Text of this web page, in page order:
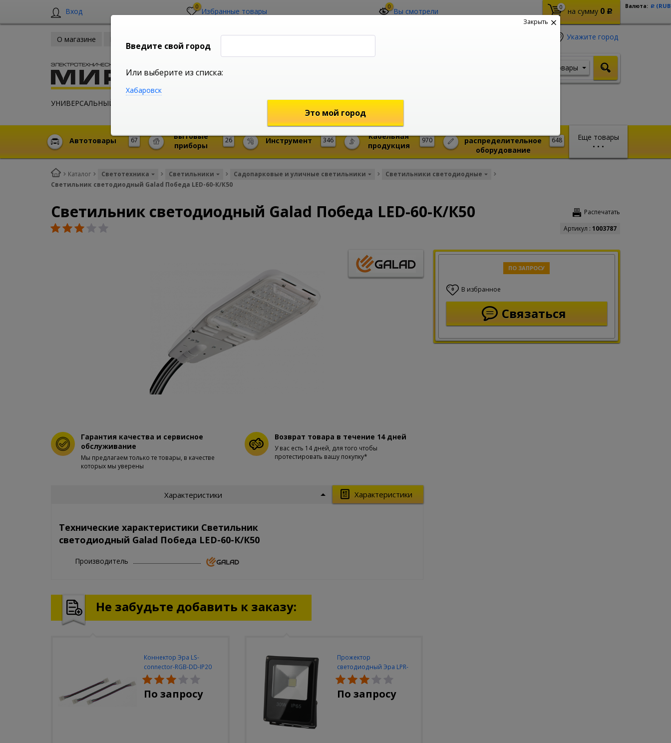
Вход 0 Избранные товары 0 Вы смотрели 0 на сумму 0 Р
Валюта: Р
О магазине
УНИВЕРСАЛЬНЫЙ ИНТЕРНЕТ МАГАЗИН
Укажите город
shop@mireks.ru
Товары
Еще товары
• • •
67
Автотовары 26
Бытовые
приборы
346
Инструмент 970
Кабельная
продукция
648
распределительное
оборудование
Каталог Светотехника Светильники Садопарковые и уличные светильники
Светильники светодиодные
Светильник светодиодный Galad Победа LED-60-К/К50
Распечатать
Светильник светодиодный Galad Победа LED-60-К/К50
Артикул : 1003787
ПО ЗАПРОСУ
0 В избранное
Связаться
Гарантия качества и сервисное
обслуживание
Мы предлагаем только те товары, в качестве
которых мы уверены
Возврат товара в течение 14 дней
У вас есть 14 дней, для того чтобы
протестировать вашу покупку*
Характеристики
Характеристики
Технические характеристики Светильник
светодиодный Galad Победа LED-60-К/К50
Производитель
Не забудьте добавить к заказу:
Коннектор Эра LS-
connector-RGB-DD-IP20
(3шт/уп)
По запросу
Прожектор
светодиодный Эра LPR-
30W-6500K-M
По запросу
Закрыть
Введите свой город
Или выберите из списка:
Хабаровск
Это мой город